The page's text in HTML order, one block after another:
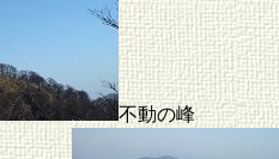
不動の峰